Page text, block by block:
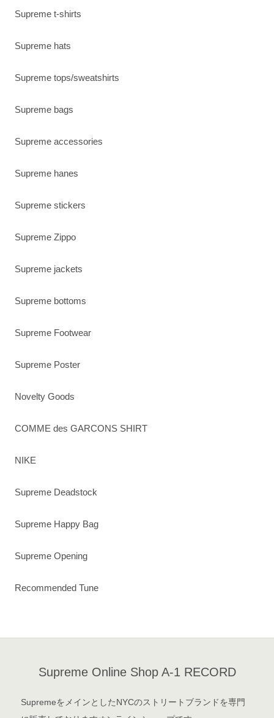
Supreme t-shirts
Supreme hats
Supreme tops/sweatshirts
Supreme bags
Supreme accessories
Supreme hanes
Supreme stickers
Supreme Zippo
Supreme jackets
Supreme bottoms
Supreme Footwear
Supreme Poster
Novelty Goods
COMME des GARCONS SHIRT
NIKE
Supreme Deadstock
Supreme Happy Bag
Supreme Opening
Recommended Tune
Supreme Online Shop A-1 RECORD
SupremeをメインとしたNYCのストリートブランドを専門